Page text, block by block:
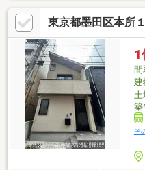
ビニ、公園等、生活環境良好
建物プレゼンテーションも随時
い！♪物件の詳細はADCAST駒
７】♪☆━━━…‥・
東京都墨田区本所
間
建
築
そ